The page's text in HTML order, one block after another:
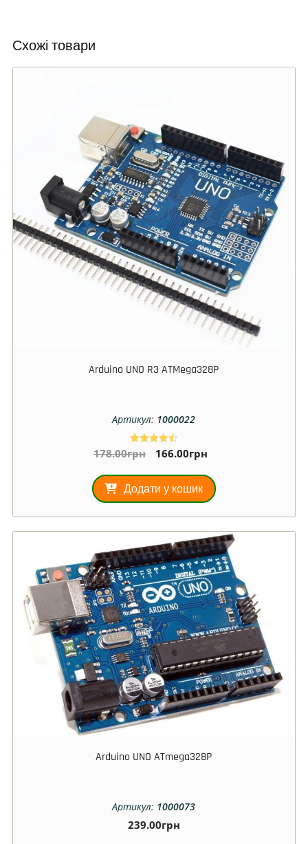
Схожі товари
Arduino UNO R3 ATMega328P
Артикул: 1000022
Оцінено в
4.50
178.00грн 166.00грн
Додати у кошик
Arduino UNO ATmega328P
Артикул: 1000073
239.00грн